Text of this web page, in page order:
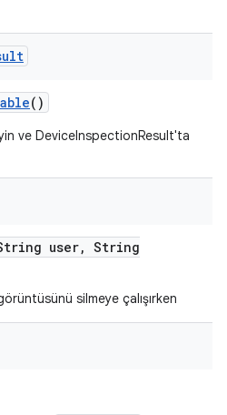
()
ve DeviceInspectionResult'ta
user, String
silmeye çalışırken